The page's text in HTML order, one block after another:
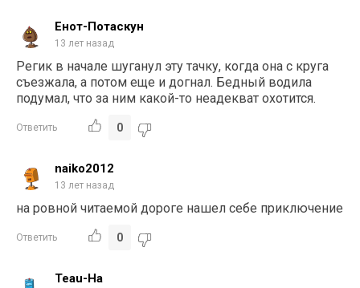
Енот-Потаскун
13 лет назад
Регик в начале шуганул эту тачку, когда она с круга
съезжала, а потом еще и догнал. Бедный водила
подумал, что за ним какой-то неадекват охотится.
Ответить 0
naiko2012
13 лет назад
на ровной читаемой дороге нашел себе приключение
Ответить 0
Teau-Ha